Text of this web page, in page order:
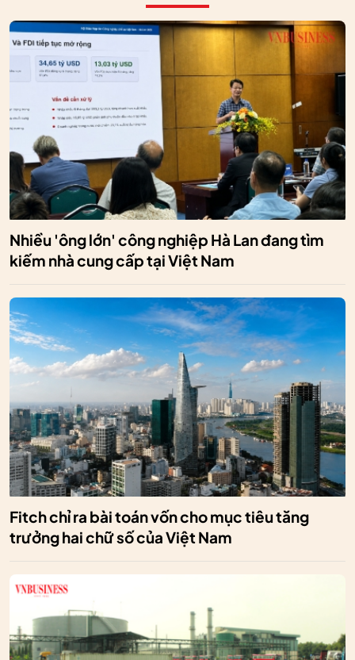
Nhiều 'ông lớn' công nghiệp Hà Lan đang tìm
kiếm nhà cung cấp tại Việt Nam
Fitch chỉ ra bài toán vốn cho mục tiêu tăng
trưởng hai chữ số của Việt Nam